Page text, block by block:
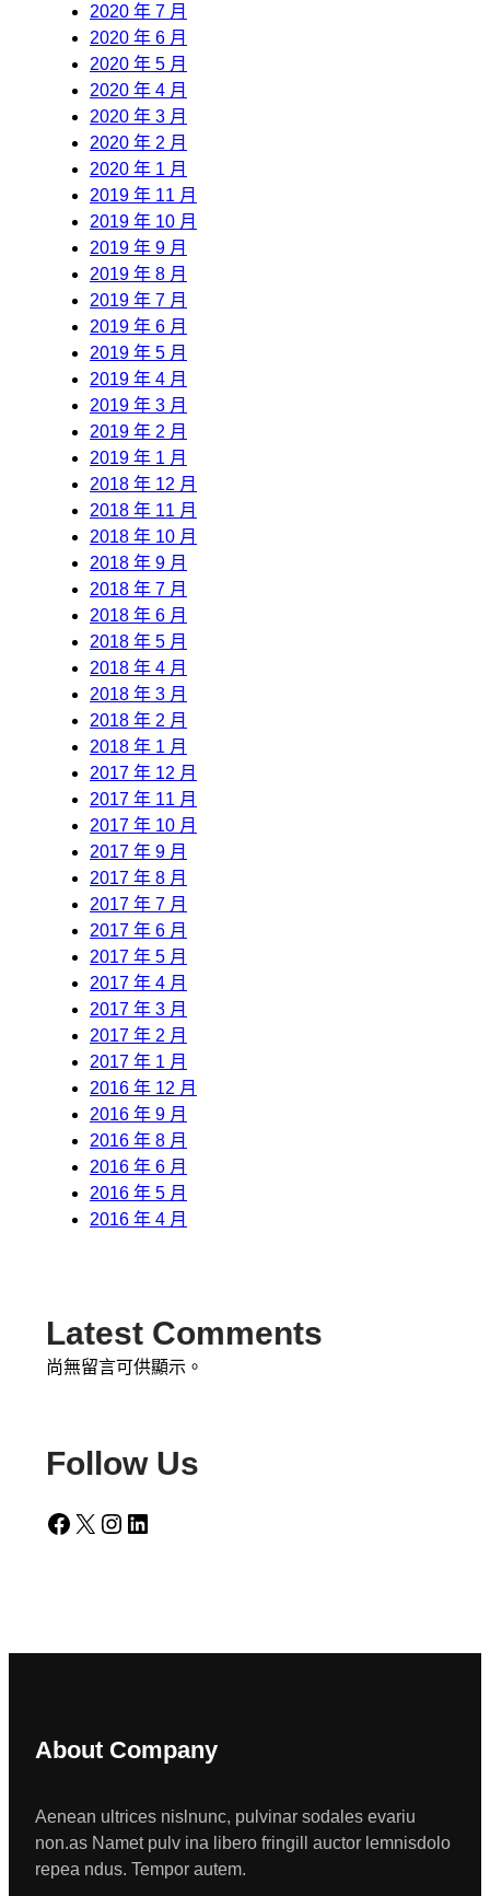
2020 年 7 月
2020 年 6 月
2020 年 5 月
2020 年 4 月
2020 年 3 月
2020 年 2 月
2020 年 1 月
2019 年 11 月
2019 年 10 月
2019 年 9 月
2019 年 8 月
2019 年 7 月
2019 年 6 月
2019 年 5 月
2019 年 4 月
2019 年 3 月
2019 年 2 月
2019 年 1 月
2018 年 12 月
2018 年 11 月
2018 年 10 月
2018 年 9 月
2018 年 7 月
2018 年 6 月
2018 年 5 月
2018 年 4 月
2018 年 3 月
2018 年 2 月
2018 年 1 月
2017 年 12 月
2017 年 11 月
2017 年 10 月
2017 年 9 月
2017 年 8 月
2017 年 7 月
2017 年 6 月
2017 年 5 月
2017 年 4 月
2017 年 3 月
2017 年 2 月
2017 年 1 月
2016 年 12 月
2016 年 9 月
2016 年 8 月
2016 年 6 月
2016 年 5 月
2016 年 4 月
Latest Comments
尚無留言可供顯示。
Follow Us
Facebook X Instagram LinkedIn
About Company
Aenean ultrices nislnunc, pulvinar sodales evariu
non.as Namet pulv ina libero fringill auctor lemnisdolo
repea ndus. Tempor autem.